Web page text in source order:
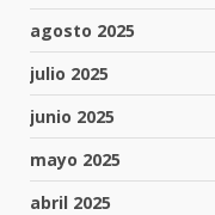
agosto 2025
julio 2025
junio 2025
mayo 2025
abril 2025